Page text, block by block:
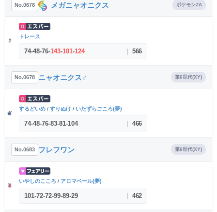
No.0678 メガニャオニクス ポケモンZA
トレース
74-48-76-143-101-124 | 566
No.0678 ニャオニクス♂ 第6世代(XY)
するどいめ / すりぬけ / いたずらごころ(夢)
74-48-76-83-81-104 | 466
No.0683 フレフワン 第6世代(XY)
いやしのこころ / アロマベール(夢)
101-72-72-99-89-29 | 462